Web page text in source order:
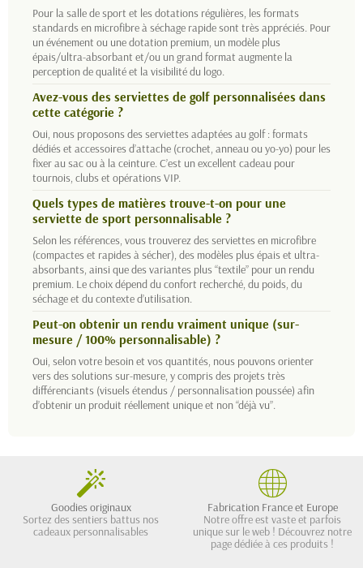
Pour la salle de sport et les dotations régulières, les formats
standards en microfibre à séchage rapide sont très appréciés. Pour
un événement ou une dotation premium, un modèle plus
épais/ultra-absorbant et/ou un grand format augmente la
perception de qualité et la visibilité du logo.
Avez-vous des serviettes de golf personnalisées dans
cette catégorie ?
Oui, nous proposons des serviettes adaptées au golf : formats
dédiés et accessoires d’attache (crochet, anneau ou yo-yo) pour les
fixer au sac ou à la ceinture. C’est un excellent cadeau pour
tournois, clubs et opérations VIP.
Quels types de matières trouve-t-on pour une
serviette de sport personnalisable ?
Selon les références, vous trouverez des serviettes en microfibre
(compactes et rapides à sécher), des modèles plus épais et ultra-
absorbants, ainsi que des variantes plus “textile” pour un rendu
premium. Le choix dépend du confort recherché, du poids, du
séchage et du contexte d’utilisation.
Peut-on obtenir un rendu vraiment unique (sur-
mesure / 100% personnalisable) ?
Oui, selon votre besoin et vos quantités, nous pouvons orienter
vers des solutions sur-mesure, y compris des projets très
différenciants (visuels étendus / personnalisation poussée) afin
d’obtenir un produit réellement unique et non “déjà vu”.
Goodies originaux
Sortez des sentiers battus nos
cadeaux personnalisables
Fabrication France et Europe
Notre offre est vaste et parfois
unique sur le web ! Découvrez notre
page dédiée à ces produits !